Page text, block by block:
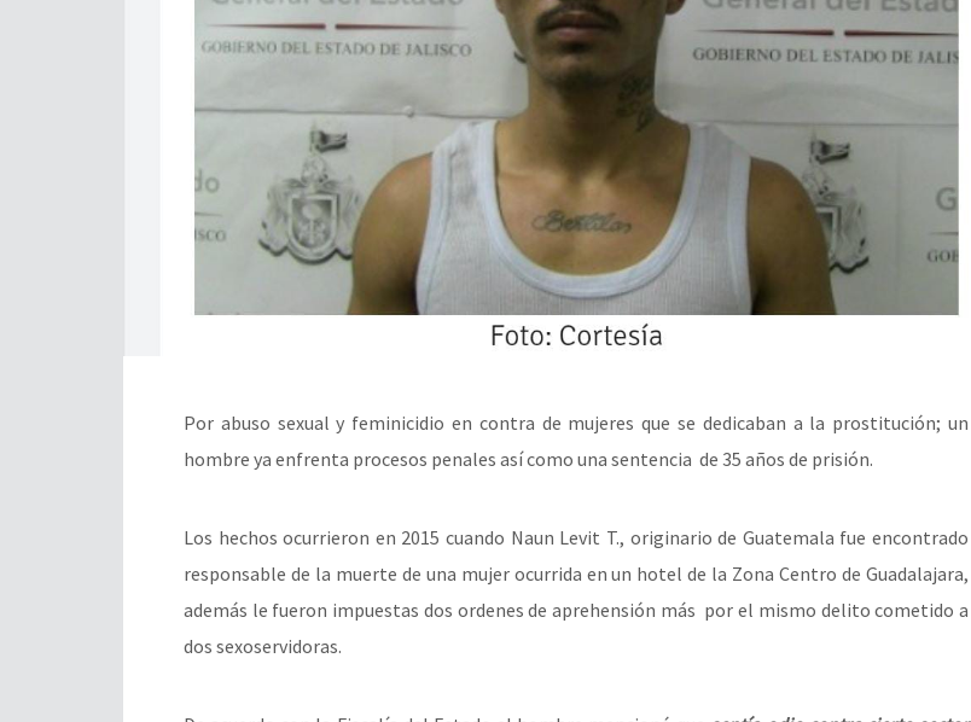
Por abuso sexual y feminicidio en contra de mujeres que se dedicaban a la prostitución; un
hombre ya enfrenta procesos penales así como una sentencia de 35 años de prisión.
Los hechos ocurrieron en 2015 cuando Naun Levit T., originario de Guatemala fue encontrado
responsable de la muerte de una mujer ocurrida en un hotel de la Zona Centro de Guadalajara,
además le fueron impuestas dos ordenes de aprehensión más por el mismo delito cometido a
dos sexoservidoras.